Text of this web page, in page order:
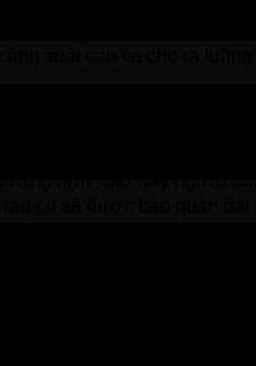
thể giữ trọn vẹn độ tươi
năng của mình. Cụ thể,
suất cao và cho ra
và đồng đều ra tất cả vị
được tươi ngon và bảo
hơn. Giờ đây người
củ sẽ được bảo quản dài
khí lạnh tới mọi ngóc
được tươi ngon lâu dài.
thực phẩm. Nhờ vậy
rã đông.